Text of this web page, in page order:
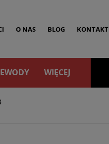
O NAS BLOG KONTAKT
WIĘCEJ